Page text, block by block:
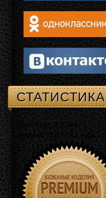
СТАТИСТИКА
Память: 3.5 Mb
Время: 0.07487 сек.